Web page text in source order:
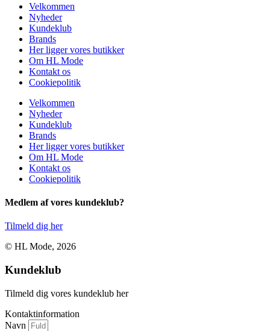
Velkommen
Nyheder
Kundeklub
Brands
Her ligger vores butikker
Om HL Mode
Kontakt os
Cookiepolitik
Velkommen
Nyheder
Kundeklub
Brands
Her ligger vores butikker
Om HL Mode
Kontakt os
Cookiepolitik
Medlem af vores kundeklub?
Tilmeld dig her
© HL Mode, 2026
Kundeklub
Tilmeld dig vores kundeklub her
Kontaktinformation
Navn